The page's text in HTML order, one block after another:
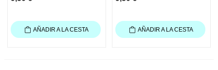
AÑADIR A LA CESTA AÑADIR A LA CESTA